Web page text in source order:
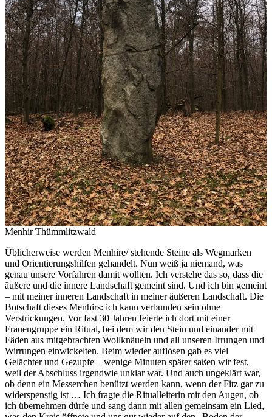
Menhir Thümmlitzwald
Üblicherweise werden Menhire/ stehende Steine als Wegmarken
und Orientierungshilfen gehandelt. Nun weiß ja niemand, was
genau unsere Vorfahren damit wollten. Ich verstehe das so, dass die
äußere und die innere Landschaft gemeint sind. Und ich bin gemeint
– mit meiner inneren Landschaft in meiner äußeren Landschaft. Die
Botschaft dieses Menhirs: ich kann verbunden sein ohne
Verstrickungen. Vor fast 30 Jahren feierte ich dort mit einer
Frauengruppe ein Ritual, bei dem wir den Stein und einander mit
Fäden aus mitgebrachten Wollknäueln und all unseren Irrungen und
Wirrungen einwickelten. Beim wieder auflösen gab es viel
Gelächter und Gezupfe – wenige Minuten später saßen wir fest,
weil der Abschluss irgendwie unklar war. Und auch ungeklärt war,
ob denn ein Messerchen benützt werden kann, wenn der Fitz gar zu
widerspenstig ist … Ich fragte die Ritualleiterin mit den Augen, ob
ich übernehmen dürfe und sang dann mit allen gemeinsam ein Lied,